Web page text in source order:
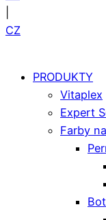
CZ
PRODUKTY
Vitaplex
Expert
Farby